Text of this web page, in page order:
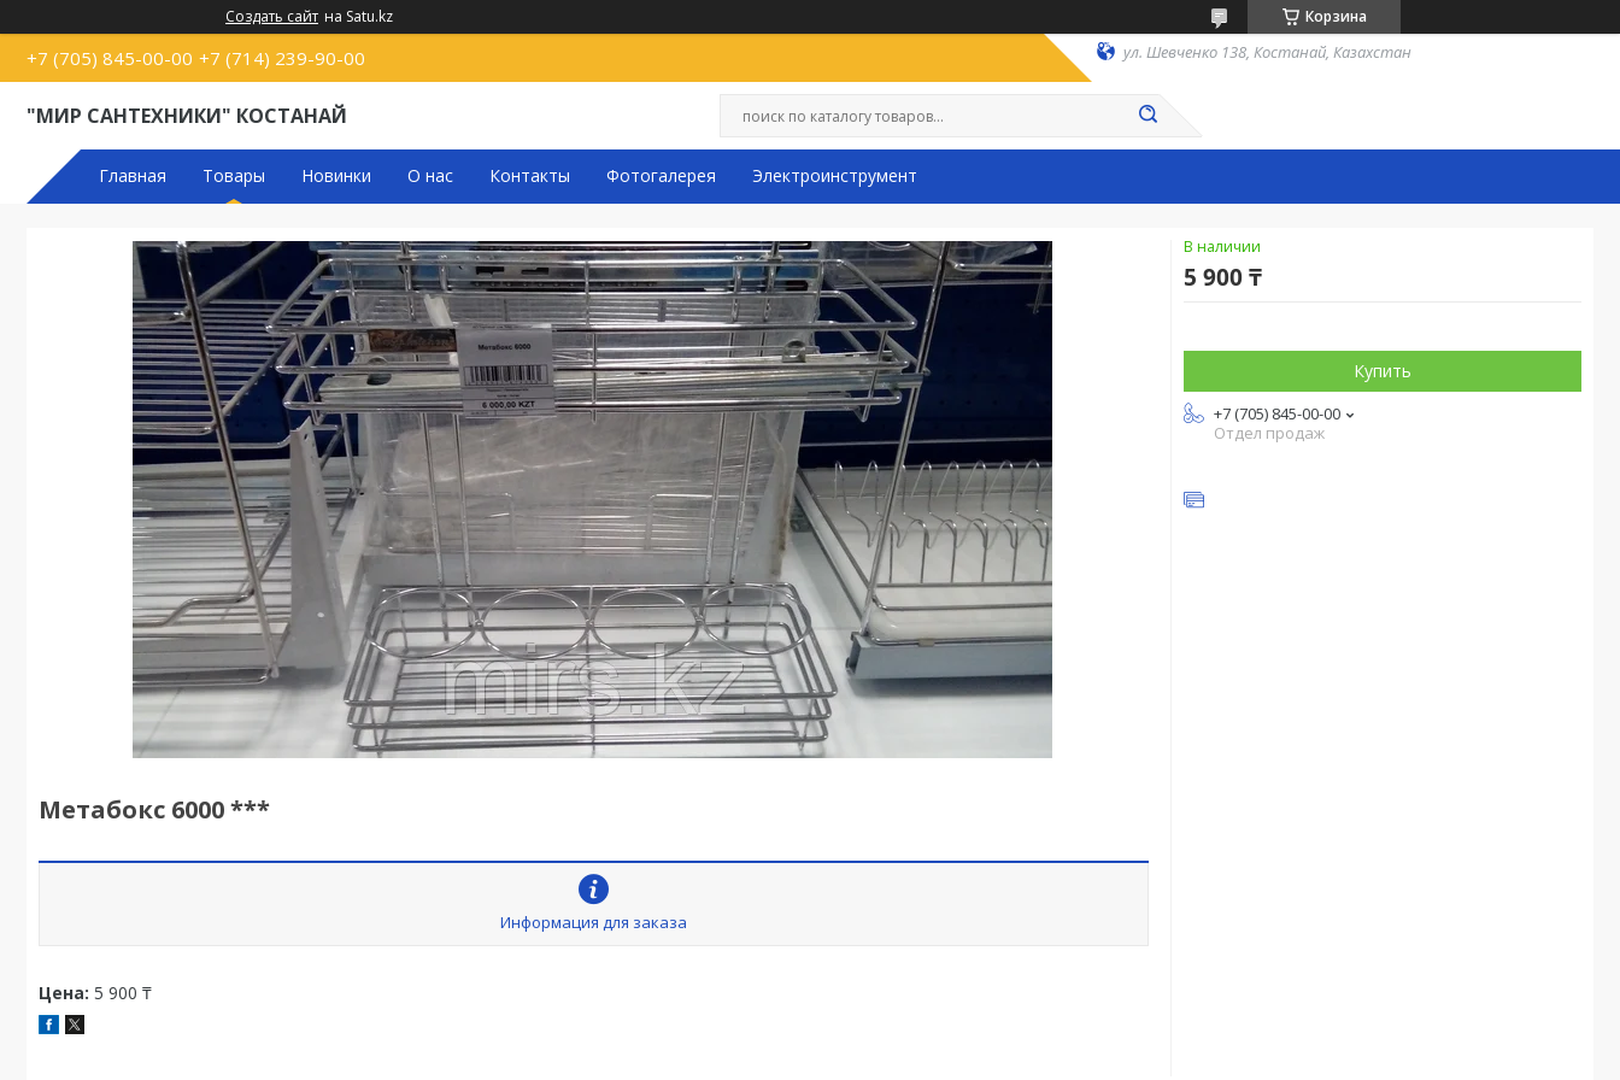
Создать сайт на Satu.kz Корзина
+7 (705) 845-00-00 +7 (714) 239-90-00 ул. Шевченко 138, Костанай, Казахстан
"МИР САНТЕХНИКИ" КОСТАНАЙ
Главная Товары Новинки О нас Контакты Фотогалерея Электроинструмент
Метабокс 6000 ***
Информация для заказа
Цена: 5 900 ₸
В наличии
5 900 ₸
Купить
+7 (705) 845-00-00
Отдел продаж